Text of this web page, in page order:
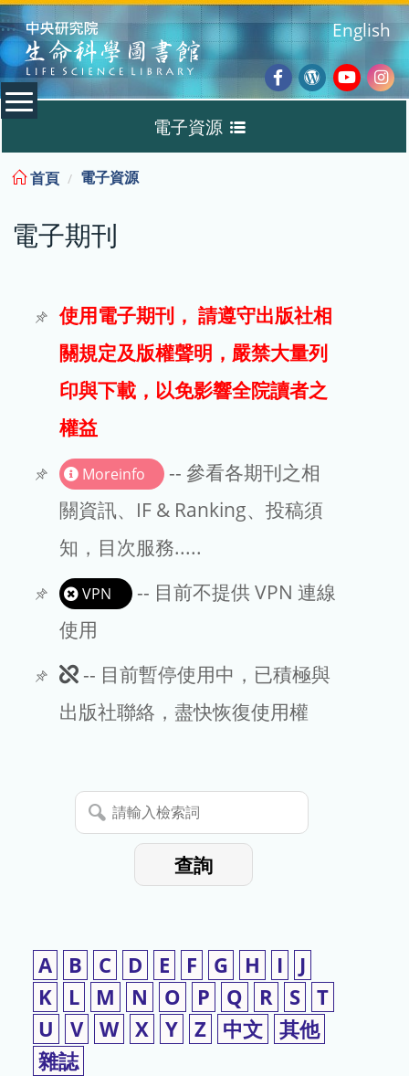
:::
Facebook
Wordpress
English
電子資源
電子期刊
試用
文章處理費
EndNote
首頁 電子資源
電子期刊
使用電子期刊， 請遵守出版社相
關規定及版權聲明，嚴禁大量列
印與下載，以免影響全院讀者之
權益
Moreinfo
-- 參看各期刊之相
關資訊、IF & Ranking、投稿須
知，目次服務.....
VPN
-- 目前不提供 VPN 連線
使用
此
期
暫
停
-- 目前暫停使用中，已積極與
出版社聯絡，盡快恢復使用權
請
輸
查詢
A B C D E F G H I
J
K
L M N O P Q R S T
U
V W X Y Z 中文 其他
雜誌